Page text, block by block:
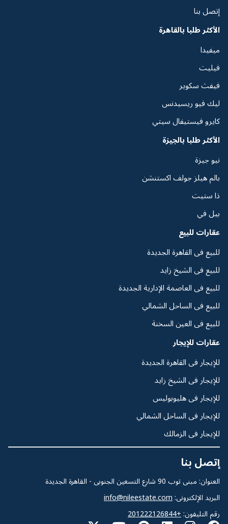
إتصل بنا
الأكثر طلبا بالقاهرة
ميفيدا
فيليت
فيفث سكوير
ليك فيو ريسيدنس
كايرو فيستيفال سيتي
الأكثر طلبا بالجيزة
نيو جيزة
بالم هيلز جولف اكستنشن
ذا ستيت
بيل في
عقارات للبيع
للبيع فى القاهرة الجديدة
للبيع فى الشيخ زايد
للبيع فى العاصمة الإدارية الجديدة
للبيع فى الساحل الشمالي
للبيع فى العين السخنة
عقارات للإيجار
للإيجار فى القاهرة الجديدة
للإيجار فى الشيخ زايد
للإيجار فى هليوبوليس
للإيجار فى الساحل الشمالي
للإيجار فى الزمالك
إتصل بنا
العنوان: مبنى توب 90 شارع التسعين الجنوبى - القاهرة الجديدة
البريد الإلكترونى: info@nileestate.com
رقم التليفون: +201222126844